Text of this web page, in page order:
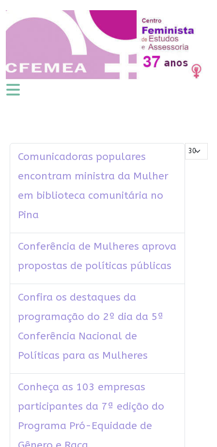
Mostrar #
Comunicadoras populares
encontram ministra da Mulher
em biblioteca comunitária no
Pina
Conferência de Mulheres aprova
propostas de políticas públicas
Confira os destaques da
programação do 2º dia da 5ª
Conferência Nacional de
Políticas para as Mulheres
Conheça as 103 empresas
participantes da 7ª edição do
Programa Pró-Equidade de